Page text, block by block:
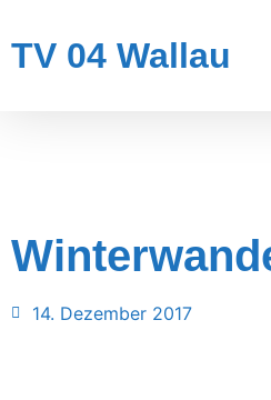
TV 04 Wallau
14. Dezember 2017